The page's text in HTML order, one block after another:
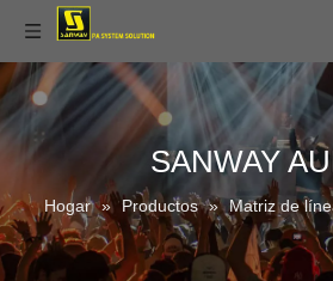
SANWAY
Hogar » Productos » Matriz de